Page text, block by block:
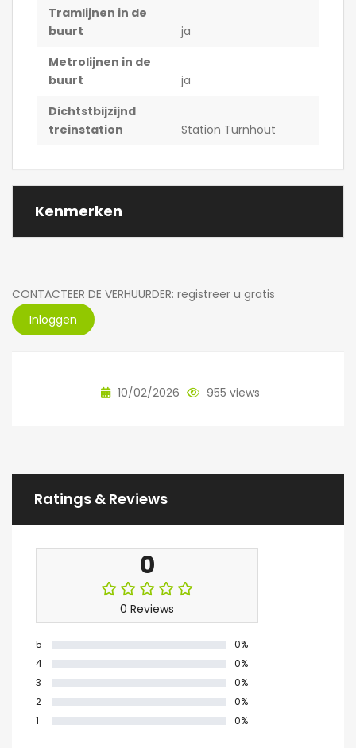
Tramlijnen in de
buurt
ja
Metrolijnen in de
buurt
ja
Dichtstbijzijnd
treinstation
Station Turnhout
Kenmerken
CONTACTEER DE VERHUURDER: registreer u gratis
Inloggen
10/02/2026 955 views
Ratings & Reviews
0
0 Reviews
5
0%
4
0%
3
0%
2
0%
1
0%